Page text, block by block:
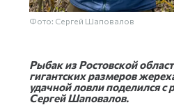
Фото: Сергей Шаповалов
Рыбак из Ростовской
гигантских размеров
удачной ловли поделился с
Сергей Шаповалов.